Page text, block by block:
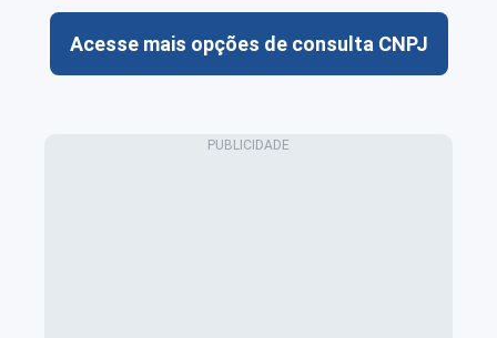
Acesse mais opções de consulta CNPJ